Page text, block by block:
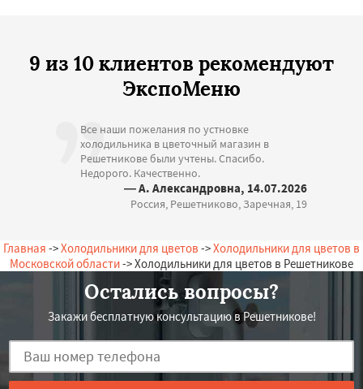
9 из 10 клиентов рекомендуют
ЭкспоМеню
Все наши пожелания по устновке
холодильника в цветочный магазин в
Решетникове были учтены. Спасибо.
Недорого. Качественно.
— А. Александровна, 14.07.2026
Россия, Решетниково, Заречная, 19
Главная ->Холодильники для цветов ->Холодильники для цветов в
Московской области-> Холодильники для цветов в Решетникове
Остались вопросы?
Закажи бесплатную консультацию в Решетникове!